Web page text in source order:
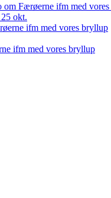
Færøerne ifm med
okt.
ifm med vores bryllup
ifm med vores bryllup